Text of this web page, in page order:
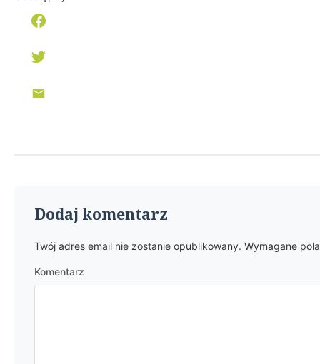
Dodaj komentarz
Twój adres email nie zostanie opublikowany. Wymagane
Komentarz